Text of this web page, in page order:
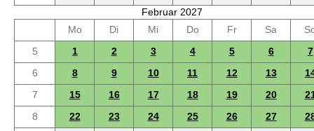
Februar 2027
Mo
Di Mi Do Fr Sa
5
1 2 3 4 5 6
7
6
8 9 10 11 12 13
7
15 16 17 18 19 20
8
22 23 24 25 26 27